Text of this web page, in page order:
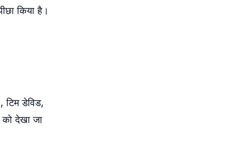
किया है।
टिम डेविड,
देखा जा